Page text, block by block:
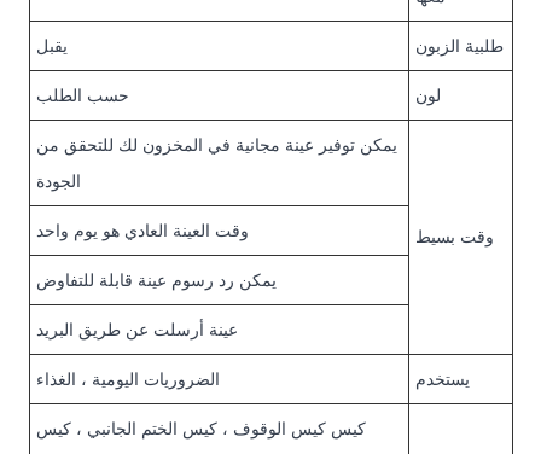
طلبية الزبون يقبل
لون حسب الطلب
وقت بسيط
يمكن توفير عينة مجانية في المخزون لك للتحقق من
الجودة
وقت العينة العادي هو يوم واحد
يمكن رد رسوم عينة قابلة للتفاوض
عينة أرسلت عن طريق البريد
يستخدم الضروريات اليومية ، الغذاء
كيس كيس الوقوف ، كيس الختم الجانبي ، كيس